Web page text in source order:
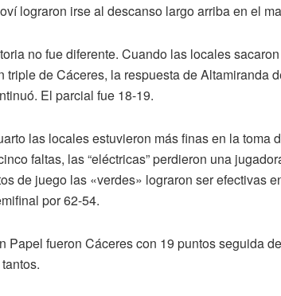
lograron irse al descanso largo arriba en el
no fue diferente. Cuando las locales
triple de Cáceres, la respuesta de Altamiranda
El parcial fue 18-19.
las locales estuvieron más finas en la toma
faltas, las “eléctricas” perdieron una
de juego las «verdes» lograron ser efectivas
por 62-54.
Papel fueron Cáceres con 19 puntos seguida